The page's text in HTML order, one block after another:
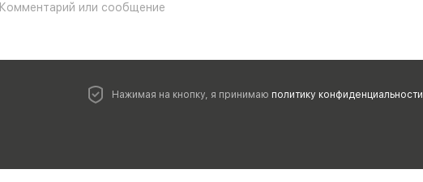
Комментарий или сообщение
Нажимая на кнопку, я принимаю политику конфиденциальности